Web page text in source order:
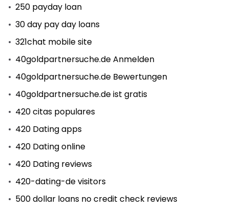
250 payday loan
30 day pay day loans
321chat mobile site
40goldpartnersuche.de Anmelden
40goldpartnersuche.de Bewertungen
40goldpartnersuche.de ist gratis
420 citas populares
420 Dating apps
420 Dating online
420 Dating reviews
420-dating-de visitors
500 dollar loans no credit check reviews